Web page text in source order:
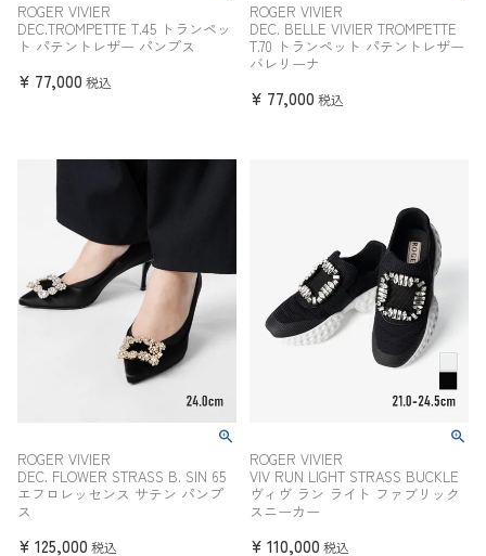
ROGER VIVIER
DEC.TROMPETTE T.45 トランペッ
ト パテントレザー パンプス
¥ 77,000 税込
ROGER VIVIER
DEC. BELLE VIVIER TROMPETTE
T.70 トランペット パテントレザー
バレリーナ
¥ 77,000 税込
ROGER VIVIER
DEC. FLOWER STRASS B. SIN 65
エフロレッセンス サテン パンプ
ス
¥ 125,000 税込
ROGER VIVIER
VIV RUN LIGHT STRASS BUCKLE
ヴィヴ ラン ライト ファブリック
スニーカー
¥ 110,000 税込